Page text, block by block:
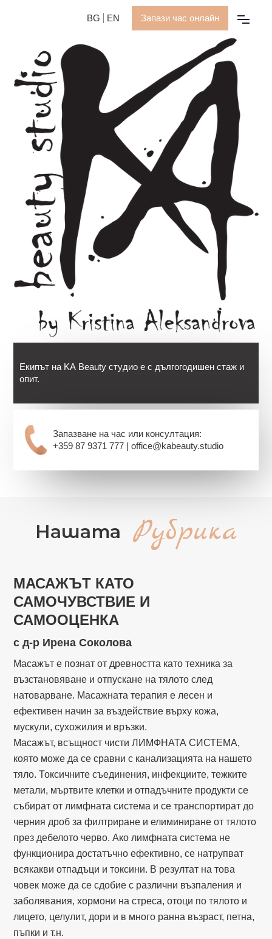
BG EN Запази час онлайн
Екипът на KA Beauty студио е с дългогодишен стаж и
опит.
Запазване на час или консултация:
+359 87 9371 777 | office@kabeauty.studio
Нашата Рубрика
МАСАЖЪТ КАТО
САМОЧУВСТВИЕ И
САМООЦЕНКА
с д-р Ирена Соколова
Масажът е познат от древността като техника за
възстановяване и отпускане на тялото след
натоварване. Масажната терапия е лесен и
ефективен начин за въздействие върху кожа,
мускули, сухожилия и връзки.
Масажът, всъщност чисти ЛИМФНАТА СИСТЕМА,
която може да се сравни с канализацията на нашето
тяло. Токсичните съединения, инфекциите, тежките
метали, мъртвите клетки и отпадъчните продукти се
събират от лимфната система и се транспортират до
черния дроб за филтриране и елиминиране от тялото
през дебелото черво. Ако лимфната система не
функционира достатъчно ефективно, се натрупват
всякакви отпадъци и токсини. В резултат на това
човек може да се сдобие с различни възпаления и
заболявания, хормони на стреса, отоци по тялото и
лицето, целулит, дори и в много ранна възраст, петна,
пъпки и т.н.